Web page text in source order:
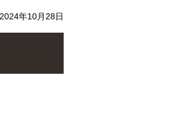
年10月28日